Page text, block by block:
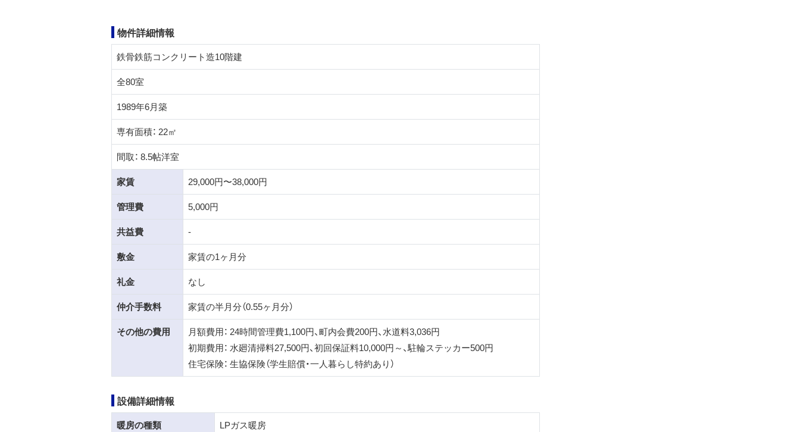
物件詳細情報
鉄骨鉄筋コンクリート造10階建
全80室
1989年6月築
専有面積： 22㎡
間取： 8.5帖洋室
家賃
29,000円〜38,000円
管理費
5,000円
共益費
-
敷金
家賃の1ヶ月分
礼金
なし
仲介手数料
家賃の半月分（0.55ヶ月分）
その他の費用
月額費用： 24時間管理費1,100円、町内会費200円、水道料3,036円
初期費用： 水廻清掃料27,500円、初回保証料10,000円～、駐輪ステッカー500円
住宅保険： 生協保険（学生賠償・一人暮らし特約あり）
設備詳細情報
暖房の種類
LPガス暖房